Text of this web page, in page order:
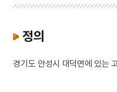
정의
경기도 안성시 대덕면에 있는